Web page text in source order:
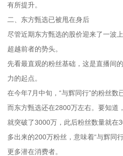
有所提升。
二、东方甄选已被甩在身后
尽管近期东方甄选的股价迎来了一波
超越前者的势头。
先看最直观的粉丝基础，这是直播间
力的起点。
在今年7月中旬，“与辉同行”的粉丝数
而东方甄选还在2800万左右。要知道
就突破了3000万，此后粉丝数量就在
多出来的200万粉丝，意味着“与辉同
更多潜在消费者。